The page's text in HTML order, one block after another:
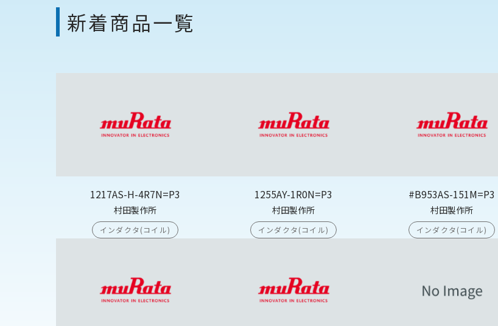
新着商品一覧
1217AS-H-4R7N=P3
村田製作所
インダクタ(コイル)
1255AY-1R0N=P3
村田製作所
インダクタ(コイル)
#B953AS-151M=P3
村田製作所
インダクタ(コイル)